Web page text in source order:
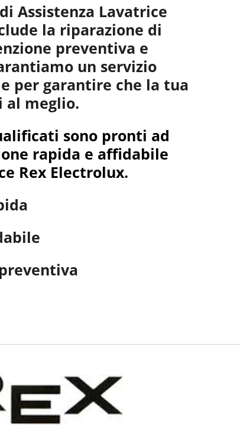
Assistenza Lavatrice
la riparazione di
preventiva e
un servizio
per garantire che la tua
al meglio.
sono pronti ad
rapida e affidabile
Rex Electrolux.